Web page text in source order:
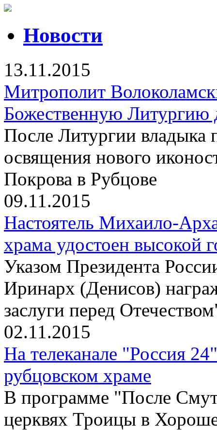
Новости
13.11.2015
Митрополит
Божественную Литургию
После Литургии владыка
освящения нового
Покрова в Рубцове
09.11.2015
Настоятель Михаило-
храма удостоен высокой
Указом Президента
Иринарх (Денисов)
заслуги перед
02.11.2015
На телеканале "Россия
рубцовском храме
В программе "После
церквях Троицы в